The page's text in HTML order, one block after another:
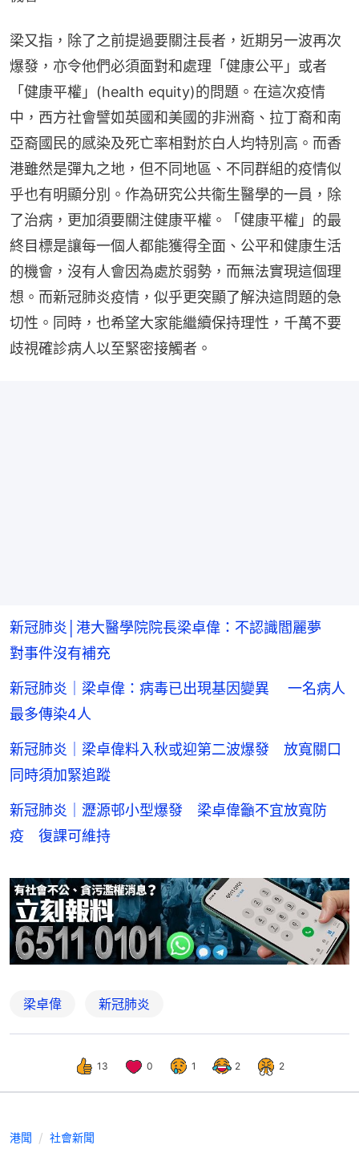
梁又指，除了之前提過要關注長者，近期另一波再次
爆發，亦令他們必須面對和處理「健康公平」或者
「健康平權」(health equity)的問題。在這次疫情
中，西方社會譬如英國和美國的非洲裔、拉丁裔和南
亞裔國民的感染及死亡率相對於白人均特別高。而香
港雖然是彈丸之地，但不同地區、不同群組的疫情似
乎也有明顯分別。作為研究公共衞生醫學的一員，除
了治病，更加須要關注健康平權。「健康平權」的最
終目標是讓每一個人都能獲得全面、公平和健康生活
的機會，沒有人會因為處於弱勢，而無法實現這個理
想。而新冠肺炎疫情，似乎更突顯了解決這問題的急
切性。同時，也希望大家能繼續保持理性，千萬不要
歧視確診病人以至緊密接觸者。
新冠肺炎│港大醫學院院長梁卓偉：不認識閻麗夢
對事件沒有補充
新冠肺炎｜梁卓偉：病毒已出現基因變異 一名病人
最多傳染4人
新冠肺炎｜梁卓偉料入秋或迎第二波爆發 放寬關口
同時須加緊追蹤
新冠肺炎｜瀝源邨小型爆發 梁卓偉籲不宜放寬防
疫 復課可維持
梁卓偉 新冠肺炎
13 0 1 2 2
港聞 社會新聞